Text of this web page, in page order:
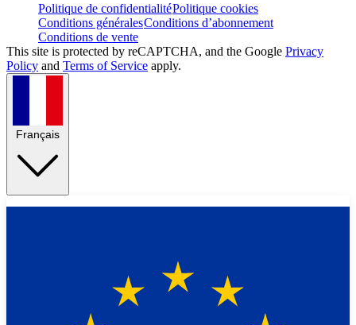
Politique de confidentialitéPolitique cookies
Conditions généralesConditions d’abonnement
Conditions de vente
This site is protected by reCAPTCHA, and the Google Privacy
Policy and Terms of Service apply.
Français